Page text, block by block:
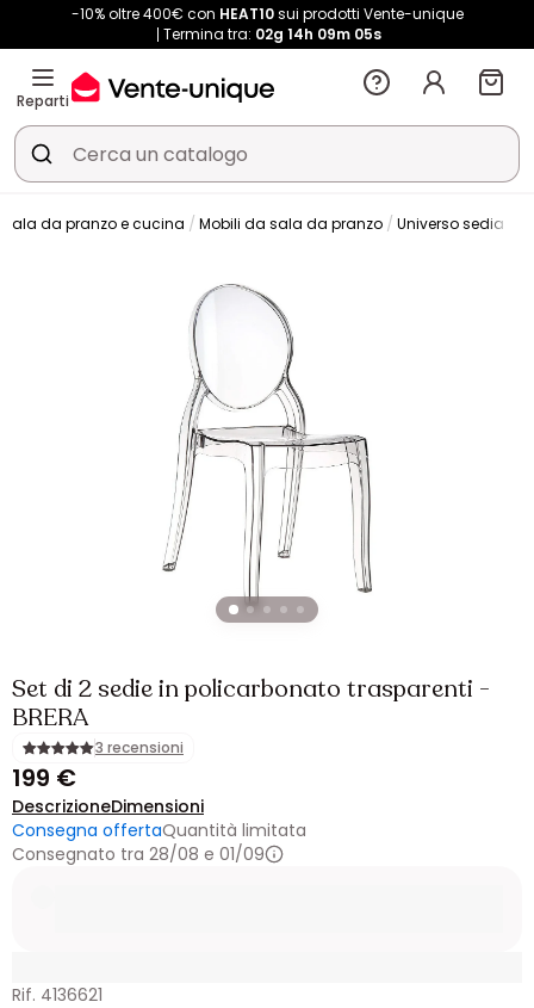
-10% oltre 400€ con HEAT10sui prodotti Vente-unique
Termina tra: 02g 14h 09m 04s
Reparti
Sala da pranzo e cucina Mobili da sala da pranzo Universo sedia
Set di 2 sedie in policarbonato trasparenti -
BRERA
3 recensioni
199 €
DescrizioneDimensioni
Consegna offertaQuantità limitata
Consegnato tra 28/08 e 01/09
Rif. 4136621